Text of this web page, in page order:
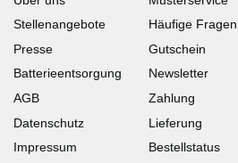
Stellenangebote
Presse
Batterieentsorgung
AGB
Datenschutz
Impressum
Häufige Fragen
Gutschein
Newsletter
Zahlung
Lieferung
Bestellstatus